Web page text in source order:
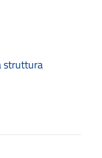
struttura